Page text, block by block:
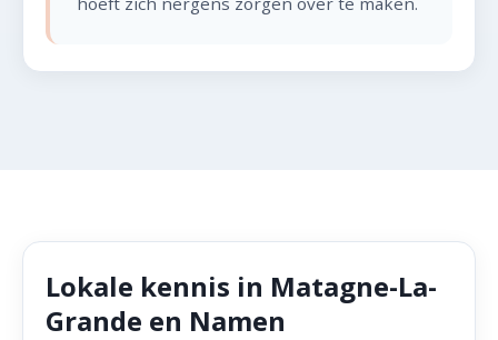
Lokale kennis in Matagne-La-
Grande en Namen